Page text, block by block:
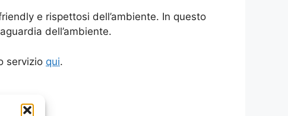
e rispettosi dell’ambiente. In questo
dell’ambiente.
servizio qui.